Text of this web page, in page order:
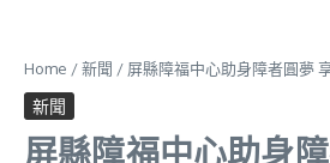
Home /新聞 / 屏縣障福中心助身障者圓夢
新聞
屏縣障福中心助身